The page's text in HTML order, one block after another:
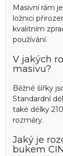
Masivní rám
ložnici
kvalitním
používání.
V jakých
masivu?
Běžné šířky
Standardní
také délky
rozměry.
Jaký je
bukem